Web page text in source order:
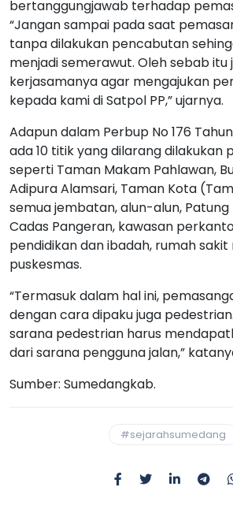
bertanggungjawab terhadap
“Jangan sampai pada saat
tanpa dilakukan pencabutan
menjadi semerawut. Oleh sebab itu
kerjasamanya agar mengajukan
kepada kami di Satpol PP,” ujarnya.
Adapun dalam Perbup No 176
ada 10 titik yang dilarang dilakukan
seperti Taman Makam Pahlawan,
Adipura Alamsari, Taman Kota
semua jembatan, alun-alun, Patung
Cadas Pangeran, kawasan
pendidikan dan ibadah, rumah sakit
puskesmas.
“Termasuk dalam hal ini,
dengan cara dipaku juga
sarana pedestrian harus
dari sarana pengguna jalan,”
Sumber: Sumedangkab.
#sejarahsumedang